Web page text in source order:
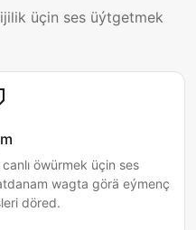
üçin ses üýtgetmek
öwürmek üçin ses
wagta görä eýmenç
döred.